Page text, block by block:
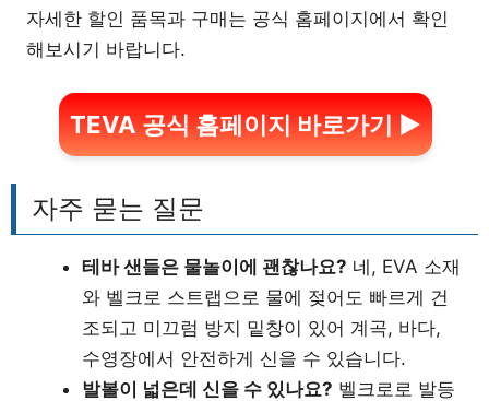
자세한 할인 품목과 구매는 공식 홈페이지에서 확인
해보시기 바랍니다.
TEVA 공식 홈페이지 바로가기 ▶
자주 묻는 질문
테바 샌들은 물놀이에 괜찮나요? 네, EVA 소재
와 벨크로 스트랩으로 물에 젖어도 빠르게 건
조되고 미끄럼 방지 밑창이 있어 계곡, 바다,
수영장에서 안전하게 신을 수 있습니다.
발볼이 넓은데 신을 수 있나요? 벨크로로 발등